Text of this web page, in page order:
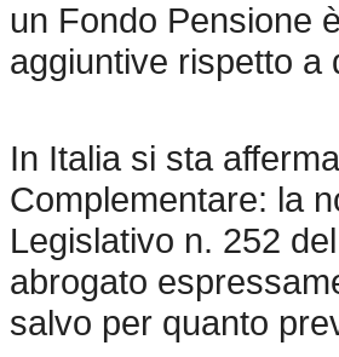
un Fondo Pensione
aggiuntive rispetto a
In Italia si sta
Complementare: la
Legislativo n. 252
abrogato
salvo per quanto